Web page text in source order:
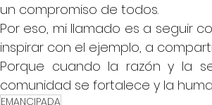
un compromiso de todos.
Por eso, mi llamado es a seguir
inspirar con el ejemplo, a
Porque cuando la razón y la
comunidad se fortalece y la
EMANCIPADA